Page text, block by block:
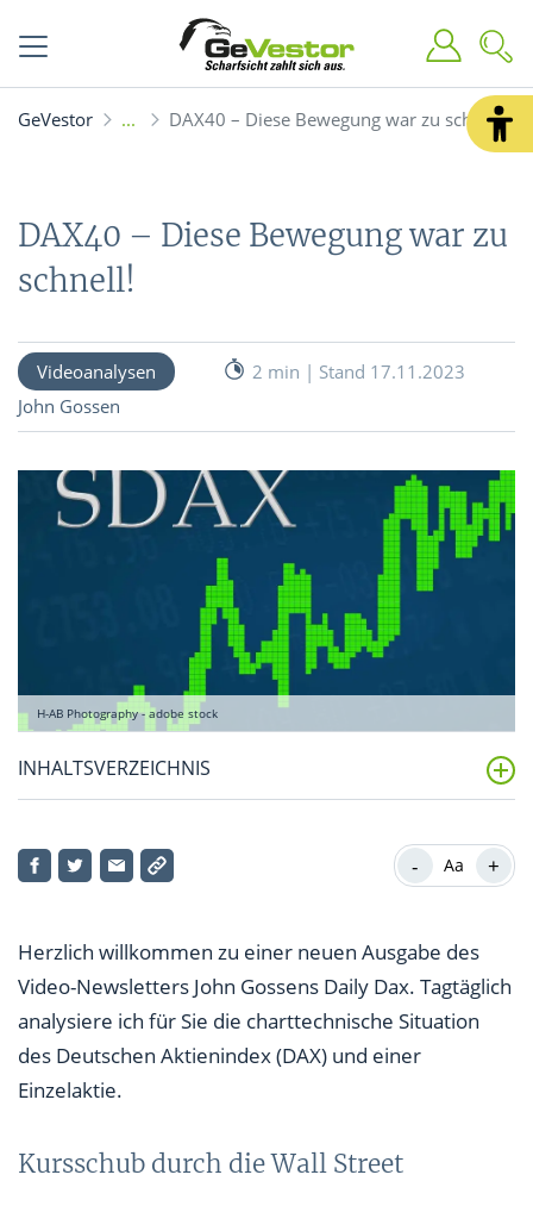
GeVestor DAX40 – Diese Bewegung war zu schnell!
DAX40 – Diese Bewegung war zu
schnell!
Videoanalysen
2 min | Stand 17.11.2023
John Gossen
H-AB Photography - adobe stock
INHALTSVERZEICHNIS
Und jetzt?
Aktie des Tages
- Aa +
Herzlich willkommen zu einer neuen Ausgabe des
Video-Newsletters John Gossens Daily Dax. Tagtäglich
analysiere ich für Sie die charttechnische Situation
des Deutschen Aktienindex (DAX) und einer
Einzelaktie.
Kursschub durch die Wall Street